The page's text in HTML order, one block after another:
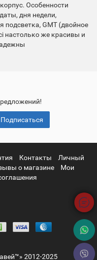
Особенности
дня недели,
подсветка, GMT (двойное
настолько же красивы и
Подписаться
Контакты
Личный
о магазине
Мои
2012-2025